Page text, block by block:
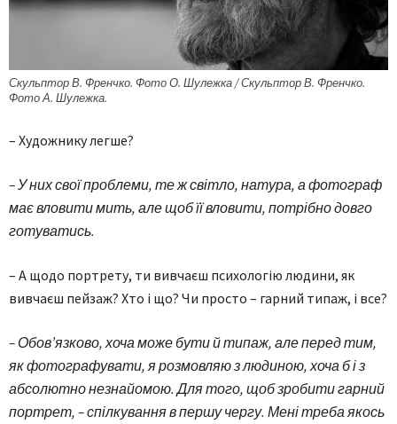
Скульптор В. Френчко. Фото О. Шулежка / Скульптор В. Френчко.
Фото А. Шулежка.
– Художнику легше?
– У них свої проблеми, те ж світло, натура, а фотограф
має вловити мить, але щоб її вловити, потрібно довго
готуватись.
– А щодо портрету, ти вивчаєш психологію людини, як
вивчаєш пейзаж? Хто і що? Чи просто – гарний типаж, і все?
– Обов’язково, хоча може бути й типаж, але перед тим,
як фотографувати, я розмовляю з людиною, хоча б і з
абсолютно незнайомою. Для того, щоб зробити гарний
портрет, – спілкування в першу чергу. Мені треба якось